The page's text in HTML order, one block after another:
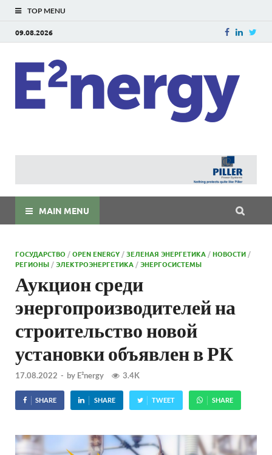
TOP MENU
09.08.2026
MAIN MENU
ГОСУДАРСТВО /OPEN ENERGY /ЗЕЛЕНАЯ ЭНЕРГЕТИКА /НОВОСТИ /
РЕГИОНЫ /ЭЛЕКТРОЭНЕРГЕТИКА /ЭНЕРГОСИСТЕМЫ
Аукцион среди
энергопроизводителей на
строительство новой
установки объявлен в РК
17.08.2022 - by E²nergy 3.4K
SHARE SHARE TWEET SHARE